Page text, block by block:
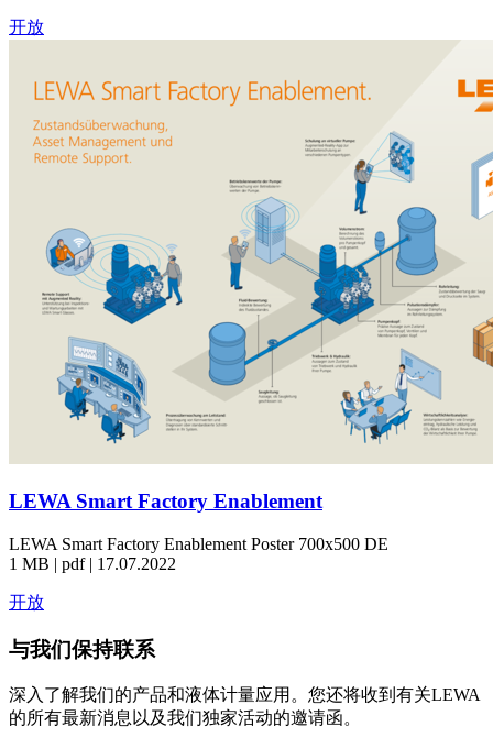
开放
LEWA Smart Factory Enablement
LEWA Smart Factory Enablement Poster 700x500 DE
1 MB | pdf | 17.07.2022
开放
与我们保持联系
深入了解我们的产品和液体计量应用。您还将收到有关LEWA
的所有最新消息以及我们独家活动的邀请函。